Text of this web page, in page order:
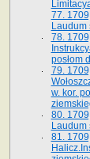
77.
Laudum
78.
posłom
79.
w. kor.
80.
Laudum
81.